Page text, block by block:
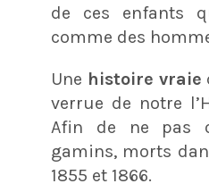
de ces enfants
comme des
Une histoire vraie
verrue de notre
Afin de ne pas
gamins, morts
1855 et 1866.